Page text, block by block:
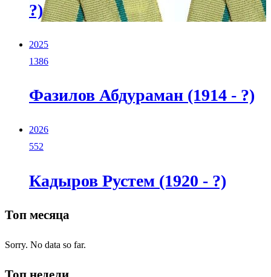
?)
2025
1386
Фазилов Абдураман (1914 - ?)
2026
552
Кадыров Рустем (1920 - ?)
Топ месяца
Sorry. No data so far.